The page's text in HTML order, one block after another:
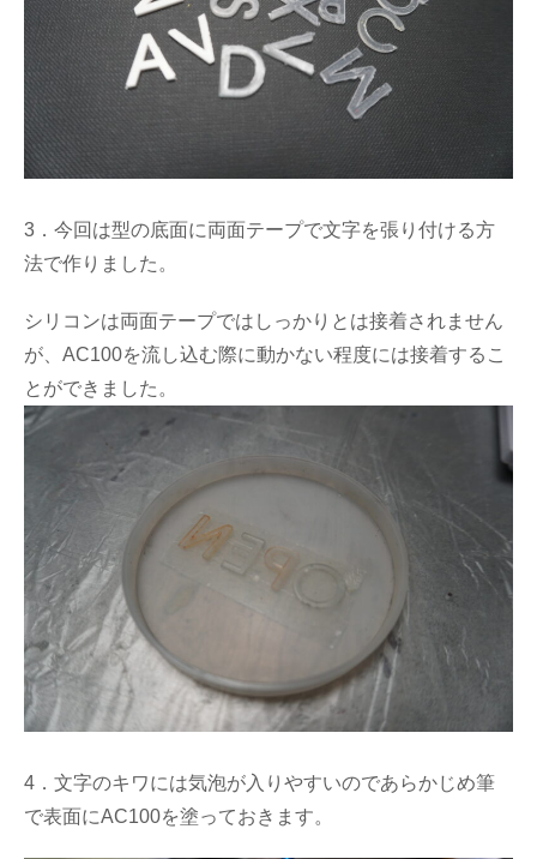
3．今回は型の底面に両面テープで文字を張り付ける方
法で作りました。
シリコンは両面テープではしっかりとは接着されません
が、AC100を流し込む際に動かない程度には接着するこ
とができました。
4．文字のキワには気泡が入りやすいのであらかじめ筆
で表面にAC100を塗っておきます。